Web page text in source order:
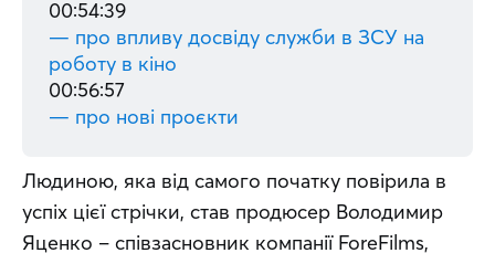
00:54:39
— про впливу досвіду служби в ЗСУ на
роботу в кіно
00:56:57
— про нові проєкти
Людиною, яка від самого початку повірила в
успіх цієї стрічки, став продюсер Володимир
Яценко – співзасновник компанії ForeFilms,